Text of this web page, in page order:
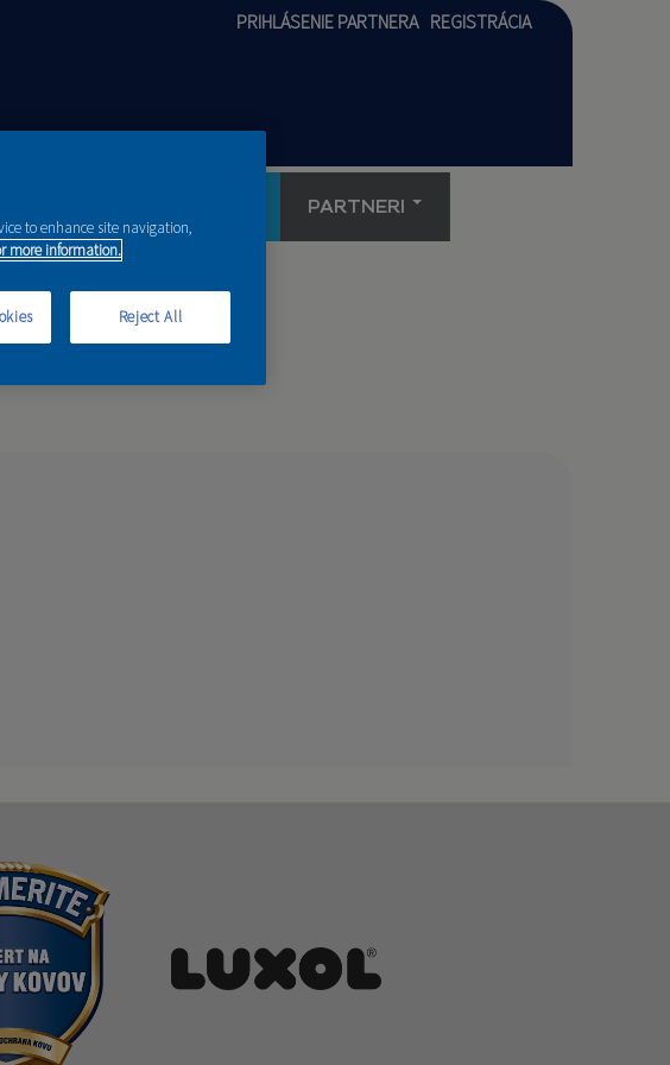
PRIHLÁSENIE PARTNERA REGISTRÁCIA
PARTNERI
to enhance site navigation,
more information.
Reject All